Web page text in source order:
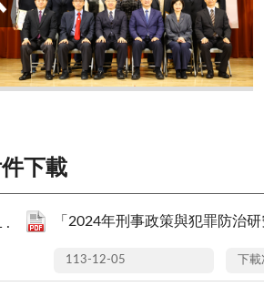
件下載
「2024年刑事政策與犯罪防治
113-12-05 下